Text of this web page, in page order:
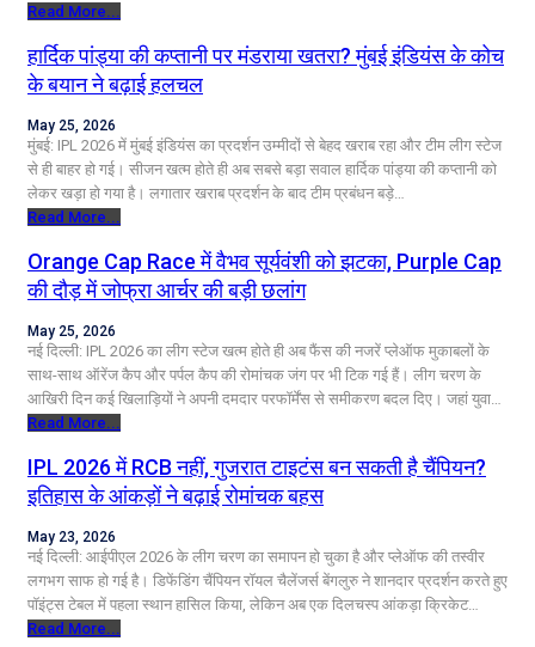
Read More...
हार्दिक पांड्या की कप्तानी पर मंडराया खतरा? मुंबई इंडियंस के कोच
के बयान ने बढ़ाई हलचल
May 25, 2026
मुंबई: IPL 2026 में मुंबई इंडियंस का प्रदर्शन उम्मीदों से बेहद खराब रहा और टीम लीग स्टेज
से ही बाहर हो गई। सीजन खत्म होते ही अब सबसे बड़ा सवाल हार्दिक पांड्या की कप्तानी को
लेकर खड़ा हो गया है। लगातार खराब प्रदर्शन के बाद टीम प्रबंधन बड़े…
Read More...
Orange Cap Race में वैभव सूर्यवंशी को झटका, Purple Cap
की दौड़ में जोफ्रा आर्चर की बड़ी छलांग
May 25, 2026
नई दिल्ली: IPL 2026 का लीग स्टेज खत्म होते ही अब फैंस की नजरें प्लेऑफ मुकाबलों के
साथ-साथ ऑरेंज कैप और पर्पल कैप की रोमांचक जंग पर भी टिक गई हैं। लीग चरण के
आखिरी दिन कई खिलाड़ियों ने अपनी दमदार परफॉर्मेंस से समीकरण बदल दिए। जहां युवा…
Read More...
IPL 2026 में RCB नहीं, गुजरात टाइटंस बन सकती है चैंपियन?
इतिहास के आंकड़ों ने बढ़ाई रोमांचक बहस
May 23, 2026
नई दिल्ली: आईपीएल 2026 के लीग चरण का समापन हो चुका है और प्लेऑफ की तस्वीर
लगभग साफ हो गई है। डिफेंडिंग चैंपियन रॉयल चैलेंजर्स बेंगलुरु ने शानदार प्रदर्शन करते हुए
पॉइंट्स टेबल में पहला स्थान हासिल किया, लेकिन अब एक दिलचस्प आंकड़ा क्रिकेट…
Read More...